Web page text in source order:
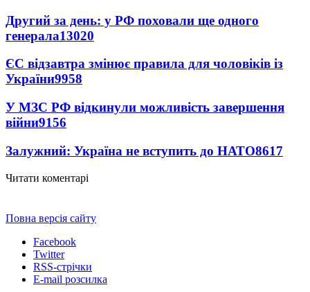
Другий за день: у РФ поховали ще одного
генерала13020
ЄС відзавтра змінює правила для чоловіків із
України9958
У МЗС РФ відкинули можливість завершення
війни9156
Залужний: Україна не вступить до НАТО8617
Читати коментарі
Повна версія сайту
Facebook
Twitter
RSS-стрічки
E-mail розсилка